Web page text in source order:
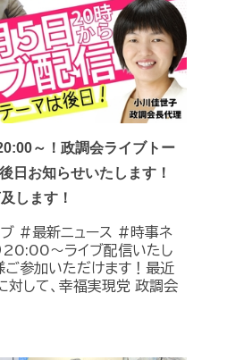
～！政調会ライブトー
日お知らせいたします！
します！
#最新ニュース #時事ネ
20:00～ライブ配信いたし
ご参加いただけます！最近
対して、幸福実現党 政調会